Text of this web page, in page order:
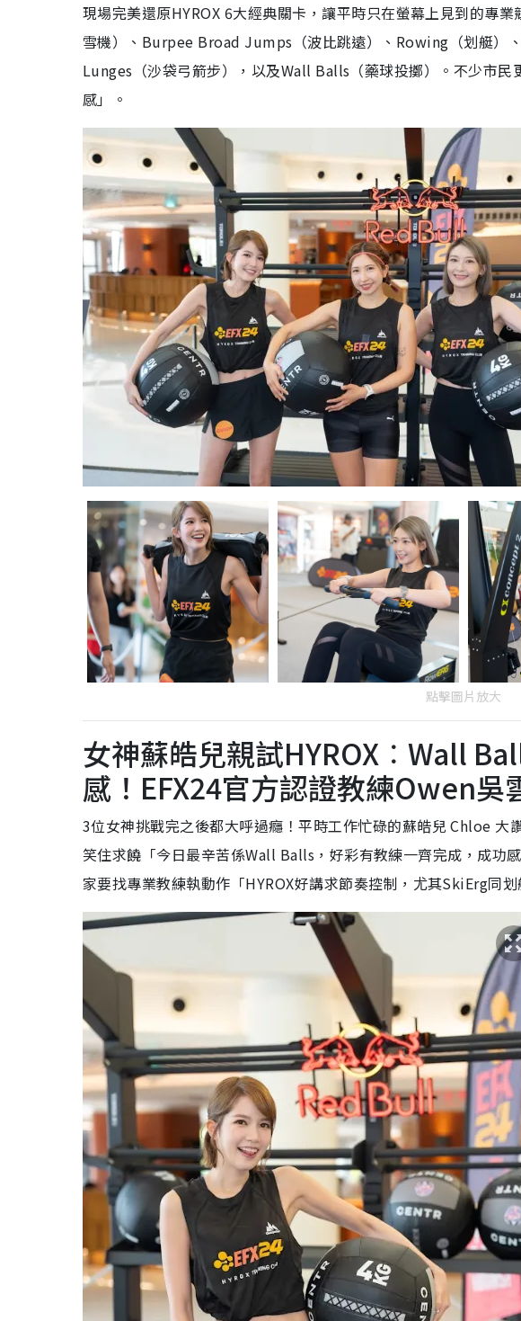
現場完美還原HYROX 6大經典關卡， 讓平時只在螢幕上見到的專
雪機）、Burpee Broad Jumps（波比跳遠）、Rowing（划艇）
Lunges（沙袋弓箭步），以及Wall Balls（藥球投擲）。 不少市民
感」。
點擊圖片放大
女神蘇皓兒親試HYROX︰Wall
感！EFX24官方認證教練Owen吳
3位女神挑戰完之後都大呼過癮！平時工作忙碌的蘇皓兒 Chloe 大
笑住求饒「今日最辛苦係Wall Balls，好彩有教練一齊完成，成功
家要找專業教練執動作「HYROX好講求節奏控制，尤其SkiErg同划